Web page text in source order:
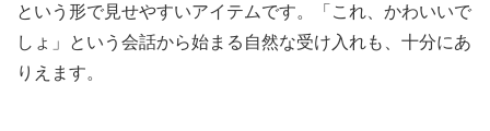
という形で見せやすいアイテムです。「これ、かわいいで
しょ」という会話から始まる自然な受け入れも、十分にあ
りえます。